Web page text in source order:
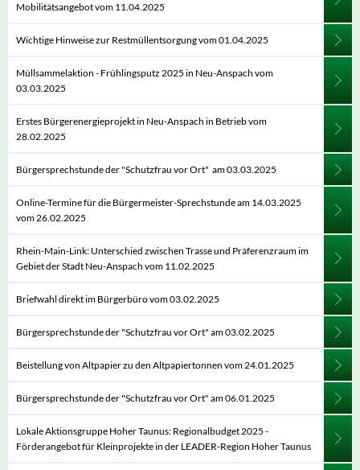
Mobilitätsangebot vom 11.04.2025
Wichtige Hinweise zur Restmüllentsorgung vom 01.04.2025
Müllsammelaktion - Frühlingsputz 2025 in Neu-Anspach vom
03.03.2025
Erstes Bürgerenergieprojekt in Neu-Anspach in Betrieb vom
28.02.2025
Bürgersprechstunde der "Schutzfrau vor Ort" am 03.03.2025
Online-Termine für die Bürgermeister-Sprechstunde am 14.03.2025
vom 26.02.2025
Rhein-Main-Link: Unterschied zwischen Trasse und Präferenzraum im
Gebiet der Stadt Neu-Anspach vom 11.02.2025
Briefwahl direkt im Bürgerbüro vom 03.02.2025
Bürgersprechstunde der "Schutzfrau vor Ort" am 03.02.2025
Beistellung von Altpapier zu den Altpapiertonnen vom 24.01.2025
Bürgersprechstunde der "Schutzfrau vor Ort" am 06.01.2025
Lokale Aktionsgruppe Hoher Taunus: Regionalbudget 2025 -
Förderangebot für Kleinprojekte in der LEADER-Region Hoher Taunus